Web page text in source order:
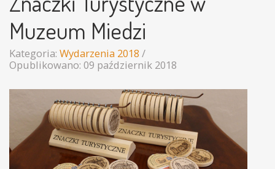
Muzeum Miedzi
Kategoria: Wydarzenia 2018
Opublikowano: 09 październik 2018